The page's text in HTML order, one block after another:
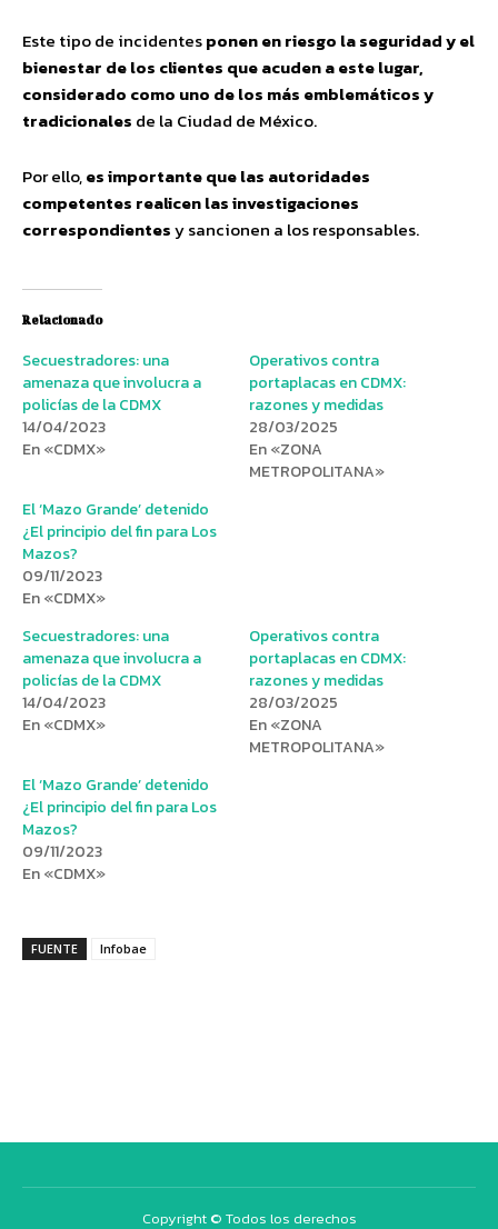
Este tipo de incidentesponen en riesgo la seguridad y el
bienestar de los clientes que acuden a este lugar,
considerado como uno de los más emblemáticos y
tradicionales de la Ciudad de México.
Por ello,es importante que las autoridades
competentes realicen las investigaciones
correspondientesy sancionen a los responsables.
Relacionado
Secuestradores: una
amenaza que involucra a
policías de la CDMX
14/04/2023
En «CDMX»
Operativos contra
portaplacas en CDMX:
razones y medidas
28/03/2025
En «ZONA
METROPOLITANA»
El ‘Mazo Grande’ detenido
¿El principio del fin para Los
Mazos?
09/11/2023
En «CDMX»
Secuestradores: una
amenaza que involucra a
policías de la CDMX
14/04/2023
En «CDMX»
Operativos contra
portaplacas en CDMX:
razones y medidas
28/03/2025
En «ZONA
METROPOLITANA»
El ‘Mazo Grande’ detenido
¿El principio del fin para Los
Mazos?
09/11/2023
En «CDMX»
FUENTE Infobae
Copyright © Todos los derechos